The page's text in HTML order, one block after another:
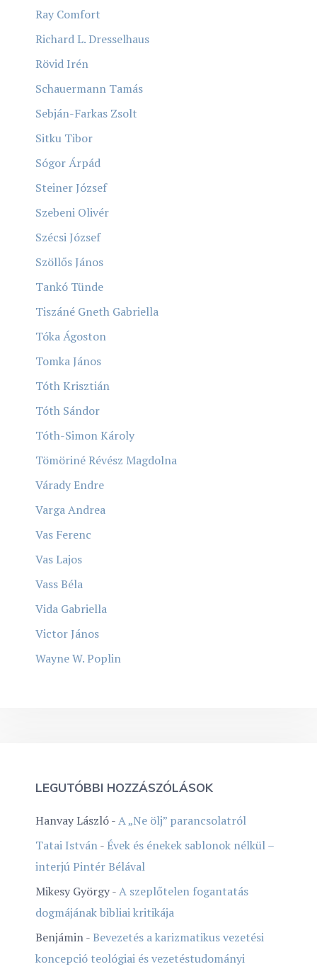
Ray Comfort
Richard L. Dresselhaus
Rövid Irén
Schauermann Tamás
Sebján-Farkas Zsolt
Sitku Tibor
Sógor Árpád
Steiner József
Szebeni Olivér
Szécsi József
Szöllős János
Tankó Tünde
Tiszáné Gneth Gabriella
Tóka Ágoston
Tomka János
Tóth Krisztián
Tóth Sándor
Tóth-Simon Károly
Tömöriné Révész Magdolna
Várady Endre
Varga Andrea
Vas Ferenc
Vas Lajos
Vass Béla
Vida Gabriella
Victor János
Wayne W. Poplin
LEGUTÓBBI HOZZÁSZÓLÁSOK
Hanvay László-A „Ne ölj” parancsolatról
Tatai István- Évek és énekek sablonok nélkül –
interjú Pintér Bélával
Mikesy György-A szeplőtelen fogantatás
dogmájának bibliai kritikája
Benjámin-Bevezetés a karizmatikus vezetési
koncepció teológiai és vezetéstudományi